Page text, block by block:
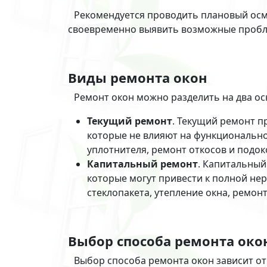
Рекомендуется проводить плановый
своевременно выявить возможные
Виды ремонта окон
Ремонт окон можно разделить на два
Текущий ремонт. Текущий ремонт
которые не влияют на
уплотнителя, ремонт откосов и
Капитальный ремонт.
которые могут привести к полной
стеклопакета, утепление окна,
Выбор способа ремонта
Выбор способа ремонта окон зависит